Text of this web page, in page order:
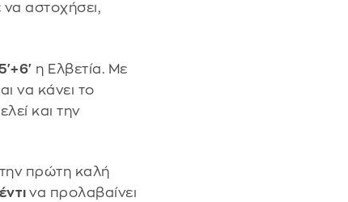
αστοχήσει,
η Ελβετία. Με
να κάνει το
και την
την πρώτη καλή
να προλαβαίνει